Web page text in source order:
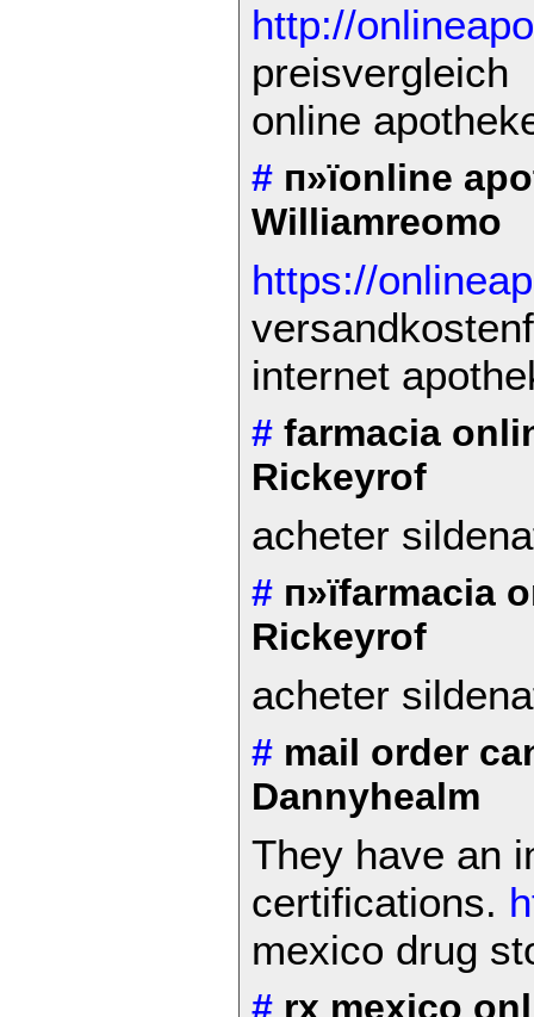
http://
preisvergleich
online
# п»їonline
Williamreomo
https://
internet
# farmacia
Rickeyrof
acheter
# п»їfarmacia
Rickeyrof
acheter
# mail order
Dannyhealm
They have an
certifications.
mexico drug
# rx mexico